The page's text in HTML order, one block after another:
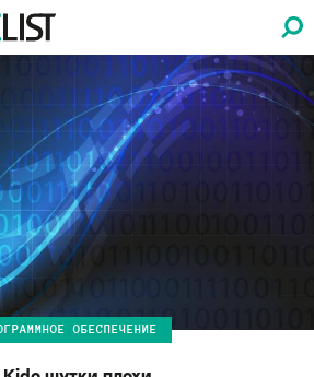
ОБЕСПЕЧЕНИЕ